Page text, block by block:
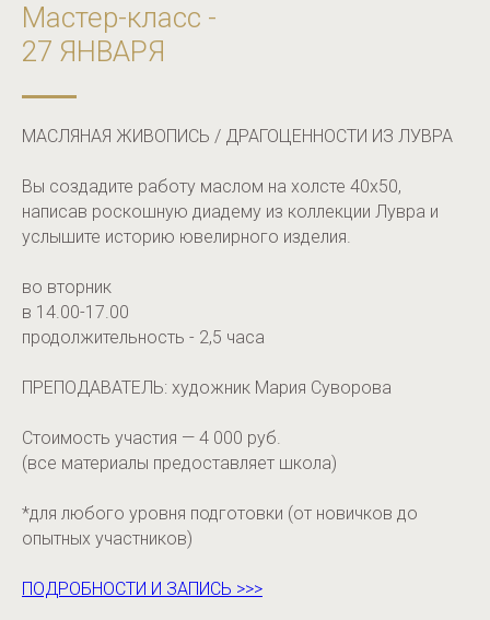
Мастер-класс -
27 ЯНВАРЯ
МАСЛЯНАЯ ЖИВОПИСЬ / ДРАГОЦЕННОСТИ ИЗ ЛУВРА
Вы создадите работу маслом на холсте 40х50,
написав роскошную диадему из коллекции Лувра и
услышите историю ювелирного изделия.
во вторник
в 14.00-17.00
продолжительность - 2,5 часа
ПРЕПОДАВАТЕЛЬ: художник Мария Суворова
Стоимость участия — 4 000 руб.
(все материалы предоставляет школа)
*для любого уровня подготовки (от новичков до
опытных участников)
ПОДРОБНОСТИ И ЗАПИСЬ >>>